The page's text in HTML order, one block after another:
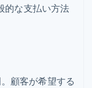
的な支払い方法
顧客が希望する